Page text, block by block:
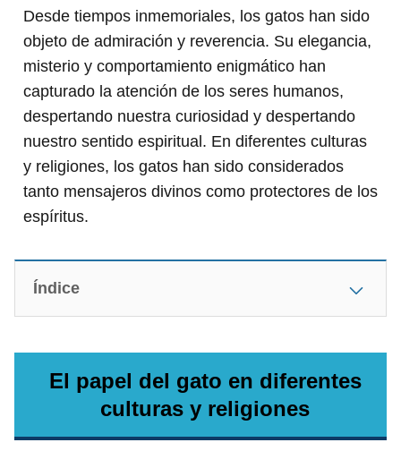
Desde tiempos inmemoriales, los gatos han sido
objeto de admiración y reverencia. Su elegancia,
misterio y comportamiento enigmático han
capturado la atención de los seres humanos,
despertando nuestra curiosidad y despertando
nuestro sentido espiritual. En diferentes culturas
y religiones, los gatos han sido considerados
tanto mensajeros divinos como protectores de los
espíritus.
Índice
El papel del gato en diferentes
culturas y religiones